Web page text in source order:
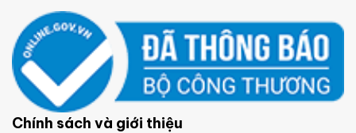
Chính sách và giới thiệu